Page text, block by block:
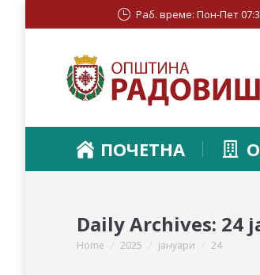
Раб. време: Пон-Пет
ПОЧЕТНА
Daily Archives: 24
You are here:
Home 2025 јануари 24